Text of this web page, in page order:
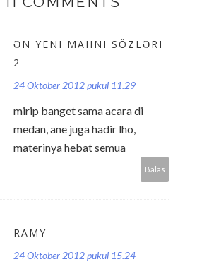
ƏN YENI MAHNI SÖZLƏRI
2
24 Oktober 2012 pukul 11.29
mirip banget sama acara di
medan, ane juga hadir lho,
materinya hebat semua
Balas
RAMY
24 Oktober 2012 pukul 15.24